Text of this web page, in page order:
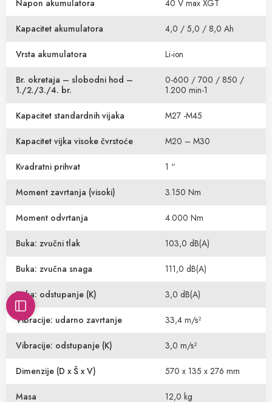
Napon akumulatora 40 V max XGT
Kapacitet akumulatora 4,0 / 5,0 / 8,0 Ah
Vrsta akumulatora Li-ion
Br. okretaja – slobodni hod –
1./2./3./4. br.
0-600 / 700 / 850 /
1.200 min-1
Kapacitet standardnih vijaka M27 -M45
Kapacitet vijka visoke čvrstoće M20 – M30
Kvadratni prihvat 1 “
Moment zavrtanja (visoki) 3.150 Nm
Moment odvrtanja 4.000 Nm
Buka: zvučni tlak 103,0 dB(A)
Buka: zvučna snaga 111,0 dB(A)
Buka: odstupanje (K) 3,0 dB(A)
Vibracije: udarno zavrtanje 33,4 m/s²
Vibracije: odstupanje (K) 3,0 m/s²
Dimenzije (D x Š x V) 570 x 135 x 276 mm
Masa 12,0 kg